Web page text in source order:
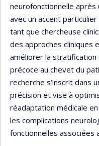
neurofonctionnelle après
avec un accent
tant que chercheuse
des approches cliniques
améliorer la stratification
précoce au chevet du
recherche s’inscrit dans
précision et vise à
réadaptation médicale
les complications
fonctionnelles associées